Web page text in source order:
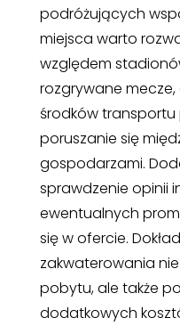
podróżujących
miejsca warto
względem
rozgrywane
środków transportu
poruszanie się
gospodarzami.
sprawdzenie opinii
ewentualnych
się w ofercie.
zakwaterowania
pobytu, ale także
dodatkowych